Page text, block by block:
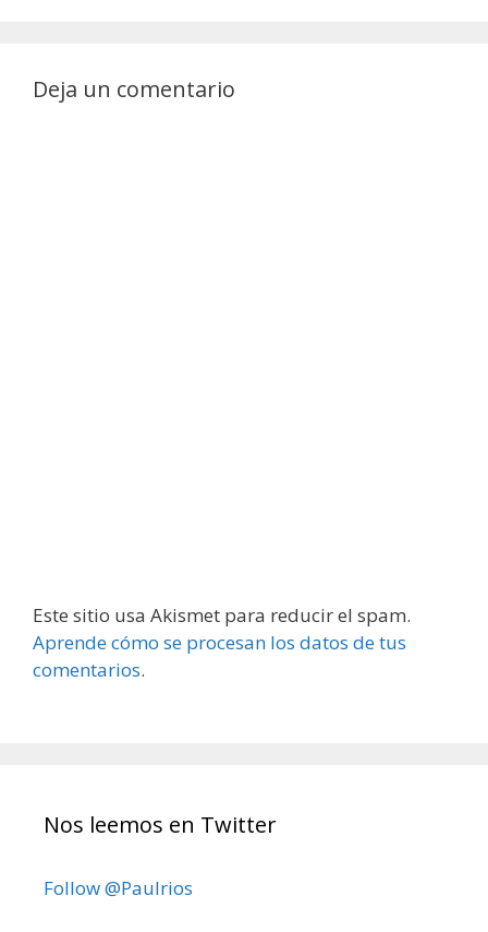
Deja un comentario
Este sitio usa Akismet para reducir el spam.
Aprende cómo se procesan los datos de tus
comentarios.
Nos leemos en Twitter
Follow @Paulrios